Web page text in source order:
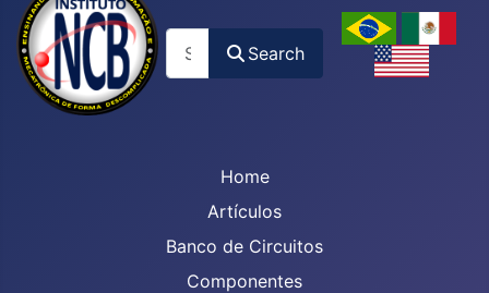
Search
Home
Artículos
Banco de Circuitos
Componentes